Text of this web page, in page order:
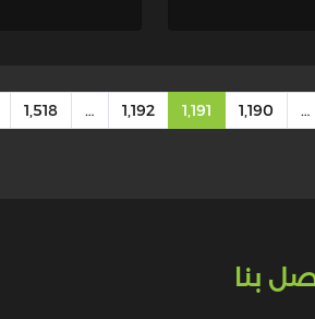
… 1٬190 1٬191 1٬192 … 1٬518
بنا